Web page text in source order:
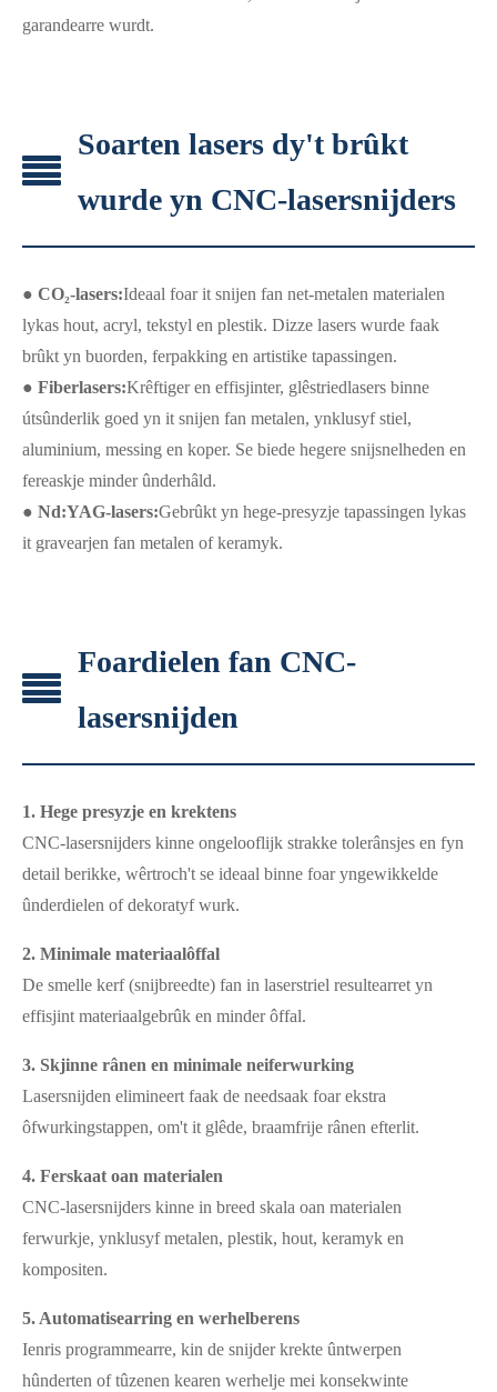
garandearre wurdt.
Soarten lasers dy't brûkt
wurde yn CNC-lasersnijders
● CO₂-lasers:Ideaal foar it snijen fan net-metalen materialen
lykas hout, acryl, tekstyl en plestik. Dizze lasers wurde faak
brûkt yn buorden, ferpakking en artistike tapassingen.
● Fiberlasers:Krêftiger en effisjinter, glêstriedlasers binne
útsûnderlik goed yn it snijen fan metalen, ynklusyf stiel,
aluminium, messing en koper. Se biede hegere snijsnelheden en
fereaskje minder ûnderhâld.
● Nd:YAG-lasers:Gebrûkt yn hege-presyzje tapassingen lykas
it gravearjen fan metalen of keramyk.
Foardielen fan CNC-
lasersnijden
1. Hege presyzje en krektens
CNC-lasersnijders kinne ongelooflijk strakke tolerânsjes en fyn
detail berikke, wêrtroch't se ideaal binne foar yngewikkelde
ûnderdielen of dekoratyf wurk.
2. Minimale materiaalôffal
De smelle kerf (snijbreedte) fan in laserstriel resultearret yn
effisjint materiaalgebrûk en minder ôffal.
3. Skjinne rânen en minimale neiferwurking
Lasersnijden elimineert faak de needsaak foar ekstra
ôfwurkingstappen, om't it glêde, braamfrije rânen efterlit.
4. Ferskaat oan materialen
CNC-lasersnijders kinne in breed skala oan materialen
ferwurkje, ynklusyf metalen, plestik, hout, keramyk en
kompositen.
5. Automatisearring en werhelberens
Ienris programmearre, kin de snijder krekte ûntwerpen
hûnderten of tûzenen kearen werhelje mei konsekwinte